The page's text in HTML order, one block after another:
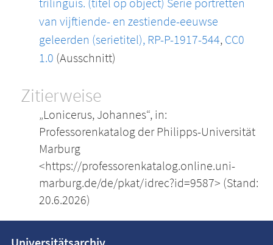
van vijftiende- en zestiende-eeuwse
geleerden (serietitel), RP-P-1917-544, CC0
1.0 (Ausschnitt)
Zitierweise
„Lonicerus, Johannes“, in:
Professorenkatalog der Philipps-Universität
Marburg
<https://professorenkatalog.online.uni-
marburg.de/de/pkat/idrec?id=9587> (Stand:
20.6.2026)
Kontakt